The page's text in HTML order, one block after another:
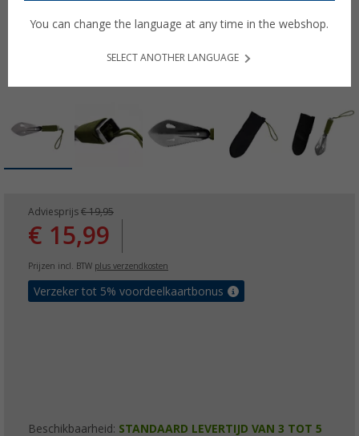
Adviesprijs € 19,95
€ 15,99
Prijzen incl. BTW plus verzendkosten
Verzeker tot 5% voordeelkaartbonus
Beschikbaarheid: STANDAARD LEVERTIJD VAN 3 TOT 5
You can change the language at any time in the webshop.
SELECT ANOTHER LANGUAGE